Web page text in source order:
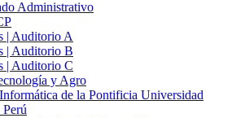
Administrativo
| Auditorio A
| Auditorio B
| Auditorio C
y Agro
de la Pontificia Universidad